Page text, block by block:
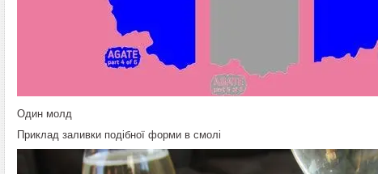
Один молд
Приклад заливки подібної форми в смолі